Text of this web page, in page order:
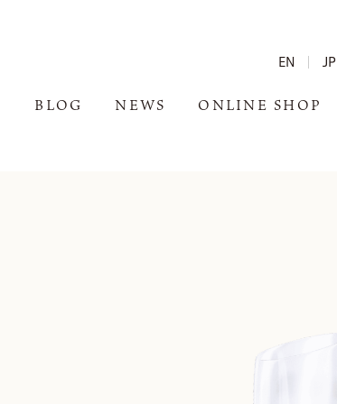
EN JP
BLOG NEWS ONLINE SHOP